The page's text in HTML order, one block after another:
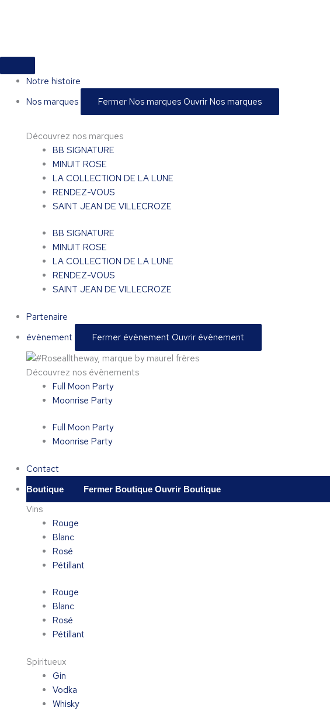
Notre histoire
Nos marques
Fermer Nos marques Ouvrir Nos marques
Découvrez nos marques
BB SIGNATURE
MINUIT ROSE
LA COLLECTION DE LA LUNE
RENDEZ-VOUS
SAINT JEAN DE VILLECROZE
BB SIGNATURE
MINUIT ROSE
LA COLLECTION DE LA LUNE
RENDEZ-VOUS
SAINT JEAN DE VILLECROZE
Partenaire
évènement
Fermer évènement Ouvrir évènement
Découvrez nos évènements
Full Moon Party
Moonrise Party
Full Moon Party
Moonrise Party
Contact
Boutique Fermer Boutique Ouvrir Boutique
Vins
Rouge
Blanc
Rosé
Pétillant
Rouge
Blanc
Rosé
Pétillant
Spiritueux
Gin
Vodka
Whisky